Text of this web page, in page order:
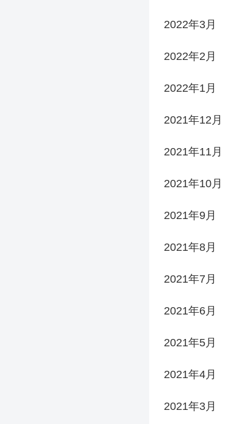
2022年3月
2022年2月
2022年1月
2021年12月
2021年11月
2021年10月
2021年9月
2021年8月
2021年7月
2021年6月
2021年5月
2021年4月
2021年3月